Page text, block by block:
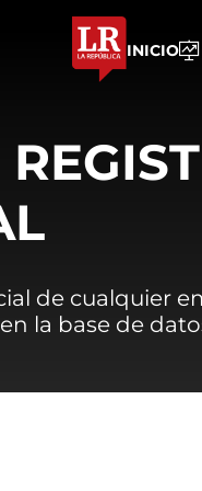
INICIO
de cualquier
la base de